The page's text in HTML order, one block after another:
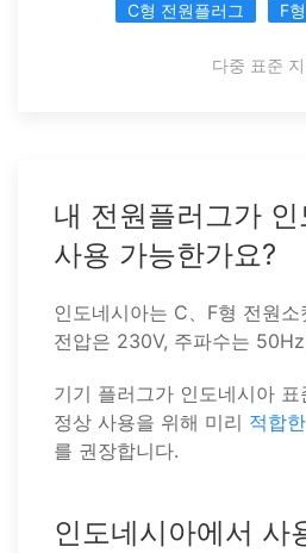
C형 전원플러그 F
다중 표준
내 전원플러그가
사용 가능한가요?
인도네시아는 C、F형 전원
전압은 230V, 주파수는
기기 플러그가 인도네시아
정상 사용을 위해 미리 적합
를 권장합니다.
인도네시아에서 사